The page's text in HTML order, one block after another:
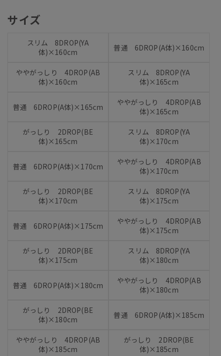
サイズ
スリム 8DROP(YA
体)×160cm
普通 6DROP(A体)×160cm
ややがっしり 4DROP(AB
体)×160cm
スリム 8DROP(YA
体)×165cm
普通 6DROP(A体)×165cm
ややがっしり 4DROP(AB
体)×165cm
がっしり 2DROP(BE
体)×165cm
スリム 8DROP(YA
体)×170cm
普通 6DROP(A体)×170cm
ややがっしり 4DROP(AB
体)×170cm
がっしり 2DROP(BE
体)×170cm
スリム 8DROP(YA
体)×175cm
普通 6DROP(A体)×175cm
ややがっしり 4DROP(AB
体)×175cm
がっしり 2DROP(BE
体)×175cm
スリム 8DROP(YA
体)×180cm
普通 6DROP(A体)×180cm
ややがっしり 4DROP(AB
体)×180cm
がっしり 2DROP(BE
体)×180cm
普通 6DROP(A体)×185cm
ややがっしり 4DROP(AB
体)×185cm
がっしり 2DROP(BE
体)×185cm